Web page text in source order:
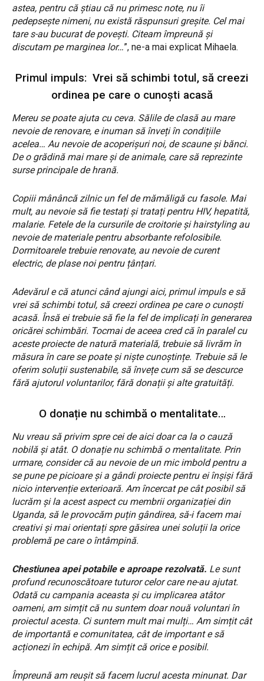
astea, pentru că știau că nu primesc note, nu îi
pedepsește nimeni, nu există răspunsuri greșite. Cel mai
tare s-au bucurat de povești. Citeam împreună și
discutam pe marginea lor…”, ne-a mai explicat Mihaela.
Primul impuls: Vrei să schimbi totul, să creezi
ordinea pe care o cunoști acasă
Mereu se poate ajuta cu ceva. Sălile de clasă au mare
nevoie de renovare, e inuman să înveți în condițiile
acelea… Au nevoie de acoperișuri noi, de scaune și bănci.
De o grădină mai mare și de animale, care să reprezinte
surse principale de hrană.
Copiii mânâncă zilnic un fel de mămăligă cu fasole. Mai
mult, au nevoie să fie testați și tratați pentru HIV, hepatită,
malarie. Fetele de la cursurile de croitorie și hairstyling au
nevoie de materiale pentru absorbante refolosibile.
Dormitoarele trebuie renovate, au nevoie de curent
electric, de plase noi pentru țânțari.
Adevărul e că atunci când ajungi aici, primul impuls e să
vrei să schimbi totul, să creezi ordinea pe care o cunoști
acasă. Însă ei trebuie să fie la fel de implicați în generarea
oricărei schimbări. Tocmai de aceea cred că în paralel cu
aceste proiecte de natură materială, trebuie să livrăm în
măsura în care se poate și niște cunoștințe. Trebuie să le
oferim soluții sustenabile, să învețe cum să se descurce
fără ajutorul voluntarilor, fără donații și alte gratuități.
O donație nu schimbă o mentalitate…
Nu vreau să privim spre cei de aici doar ca la o cauză
nobilă și atât. O donație nu schimbă o mentalitate. Prin
urmare, consider că au nevoie de un mic imbold pentru a
se pune pe picioare și a gândi proiecte pentru ei înșiși fără
nicio intervenție exterioară. Am încercat pe cât posibil să
lucrăm și la acest aspect cu membrii organizației din
Uganda, să le provocăm puțin gândirea, să-i facem mai
creativi și mai orientați spre găsirea unei soluții la orice
problemă pe care o întâmpină.
Chestiunea apei potabile e aproape rezolvată. Le sunt
profund recunoscătoare tuturor celor care ne-au ajutat.
Odată cu campania aceasta și cu implicarea atâtor
oameni, am simțit că nu suntem doar nouă voluntari în
proiectul acesta. Ci suntem mult mai mulți… Am simțit cât
de importantă e comunitatea, cât de important e să
acționezi în echipă. Am simțit că orice e posibil.
Împreună am reușit să facem lucrul acesta minunat. Dar